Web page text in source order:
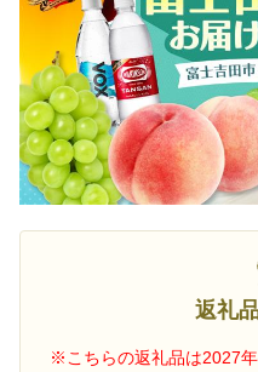
返礼
※こちらの返礼品は2027